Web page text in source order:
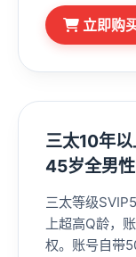
立即购
三太10年
45岁全男
三太等级
上超高Q龄，
权。账号自带